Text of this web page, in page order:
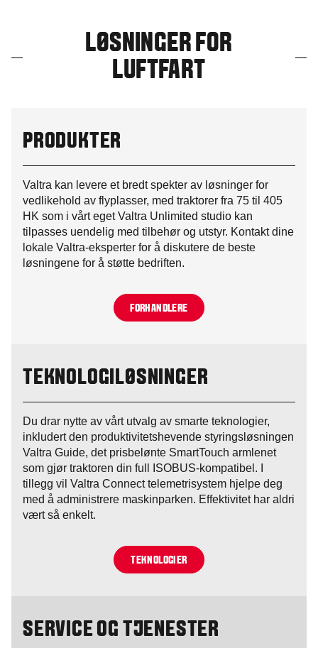
LØSNINGER FOR
LUFTFART
PRODUKTER
Valtra kan levere et bredt spekter av løsninger for
vedlikehold av flyplasser, med traktorer fra 75 til 405
HK som i vårt eget Valtra Unlimited studio kan
tilpasses uendelig med tilbehør og utstyr. Kontakt dine
lokale Valtra-eksperter for å diskutere de beste
løsningene for å støtte bedriften.
FORHANDLERE
TEKNOLOGILØSNINGER
Du drar nytte av vårt utvalg av smarte teknologier,
inkludert den produktivitetshevende styringsløsningen
Valtra Guide, det prisbelønte SmartTouch armlenet
som gjør traktoren din full ISOBUS-kompatibel. I
tillegg vil Valtra Connect telemetrisystem hjelpe deg
med å administrere maskinparken. Effektivitet har aldri
vært så enkelt.
TEKNOLOGIER
SERVICE OG TJENESTER